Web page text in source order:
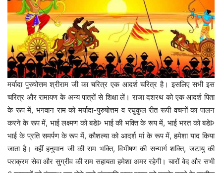
मर्यादा पुरुषोत्तम श्रीराम जी का चरित्र एक आदर्श चरित्र है। इसलिए सभी इस
चरित्र और रामायण के अन्य पात्रों से शिक्षा लें। राजा दशरथ को एक आदर्श पिता
के रूप में, भगवान राम को मर्यादा-पुरुषोत्तम व रघुकुल रीत रूपी वचनों का पालन
करने के रूप में, भाई लक्ष्मण को बडेÞ भाई की भक्ति के रूप में, भाई भरत को बडेÞ
भाई के प्रति समर्पण के रूप में, कौशल्या को आदर्श मां के रूप में, हमेशा याद किया
जाता है। वहीं हनुमान जी की राम भक्ति, विभीषण की सन्मार्ग शक्ति, जटायु की
पराक्रम सेवा और सुग्रीव की राम सहायता हमेशा अमर रहेगी। चारों वेद और सभी